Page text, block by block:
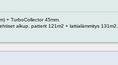
+ TurboCollector 45mm.
alkup. patterit 121m2 + lattialämmitys 131m2.